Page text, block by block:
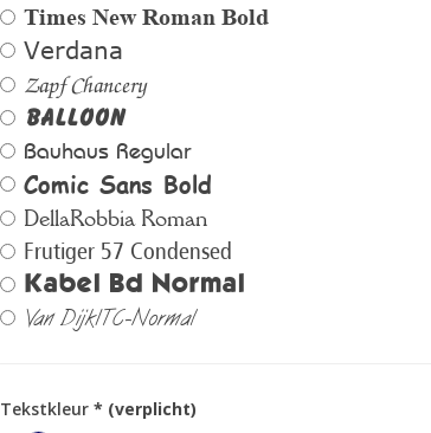
Times New Roman Bold
Verdana
Zapf Chancery
Balloon
Bauhaus Regular
Comic Sans Bold
DellaRobbia Roman
Frutiger 57 Condensed
Kabel Bd Normal
Van DijkITC-Normal
Tekstkleur * (verplicht)